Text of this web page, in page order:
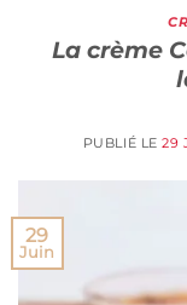
La crème
PUBLIÉ LE29
29
Juin